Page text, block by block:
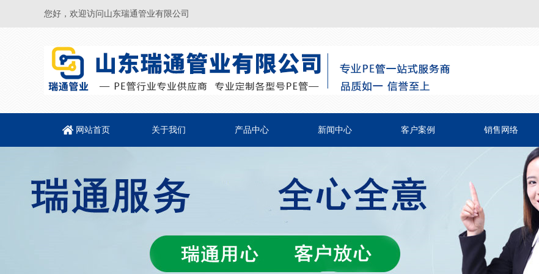
您好，欢迎访问山东瑞通管业有限公司
网站首页 关于我们 产品中心 新闻中心 客户案例 销售网络